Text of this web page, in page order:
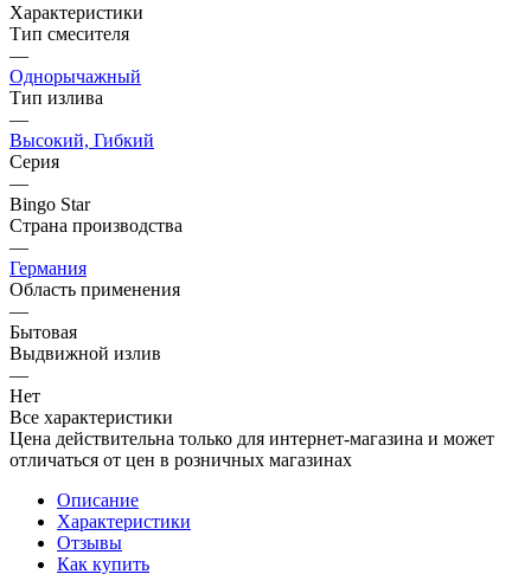
Характеристики
Тип смесителя
—
Однорычажный
Тип излива
—
Высокий, Гибкий
Серия
—
Bingo Star
Страна производства
—
Германия
Область применения
—
Бытовая
Выдвижной излив
—
Нет
Все характеристики
Цена действительна только для интернет-магазина и может
отличаться от цен в розничных магазинах
Описание
Характеристики
Отзывы
Как купить